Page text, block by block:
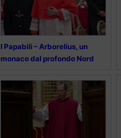
I Papabili – Arborelius, un
monaco dal profondo Nord